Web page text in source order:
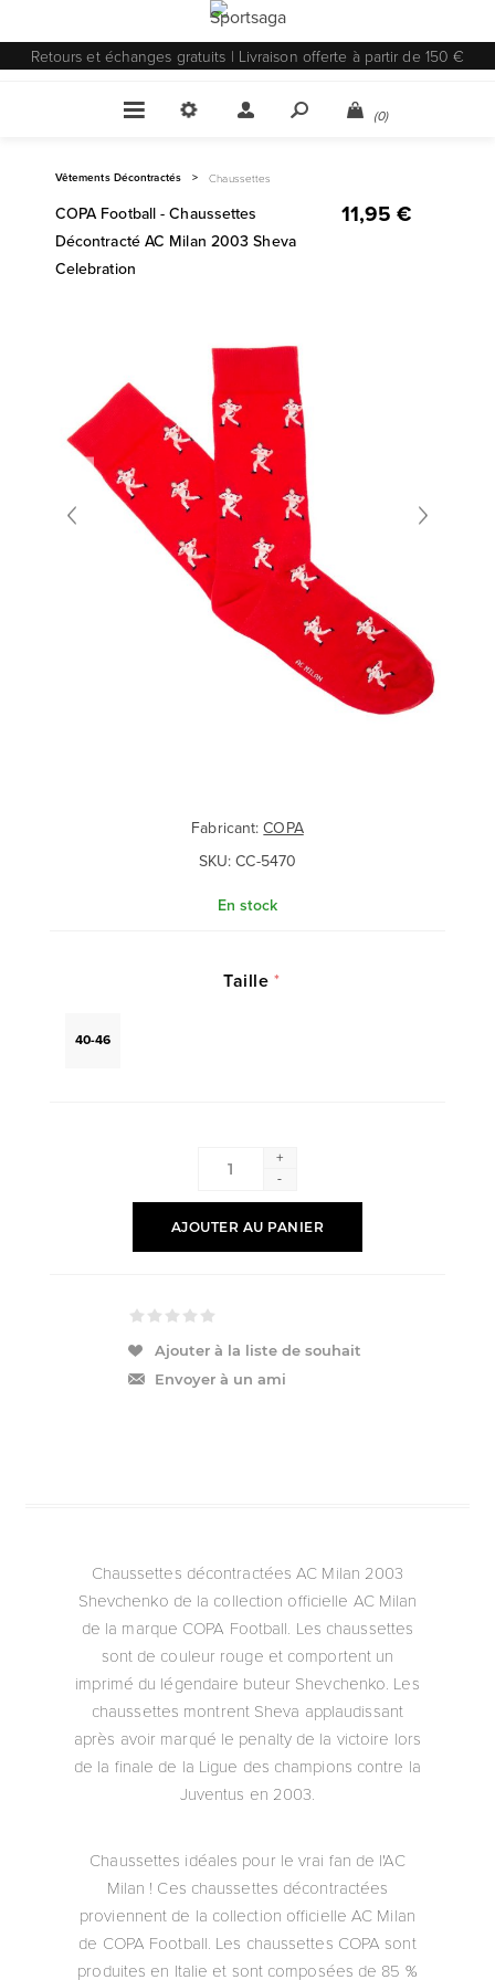
Retours et échanges gratuits | Livraison offerte à partir de 150 €
(0)
Vêtements Décontractés > Chaussettes
COPA Football - Chaussettes
Décontracté AC Milan 2003 Sheva
Celebration
11,95 €
Fabricant: COPA
SKU: CC-5470
En stock
Taille *
40-46
+
-
AJOUTER AU PANIER
Ajouter à la liste de souhait
Envoyer à un ami
Chaussettes décontractées AC Milan 2003
Shevchenko de la collection officielle AC Milan
de la marque COPA Football. Les chaussettes
sont de couleur rouge et comportent un
imprimé du légendaire buteur Shevchenko. Les
chaussettes montrent Sheva applaudissant
après avoir marqué le penalty de la victoire lors
de la finale de la Ligue des champions contre la
Juventus en 2003.
Chaussettes idéales pour le vrai fan de l'AC
Milan ! Ces chaussettes décontractées
proviennent de la collection officielle AC Milan
de COPA Football. Les chaussettes COPA sont
produites en Italie et sont composées de 85 %